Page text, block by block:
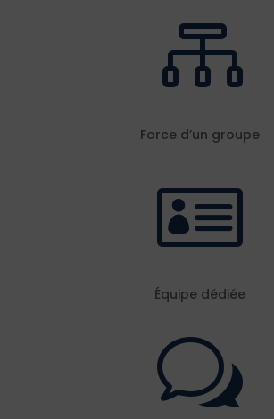

Force d’un groupe

Équipe dédiée
w